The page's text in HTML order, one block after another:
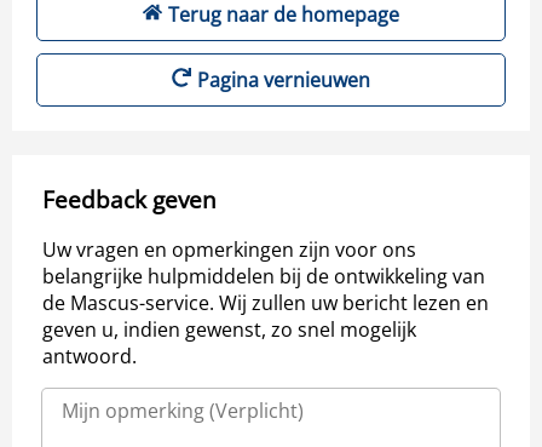
Terug naar de homepage
Pagina vernieuwen
Feedback geven
Uw vragen en opmerkingen zijn voor ons
belangrijke hulpmiddelen bij de ontwikkeling van
de Mascus-service. Wij zullen uw bericht lezen en
geven u, indien gewenst, zo snel mogelijk
antwoord.